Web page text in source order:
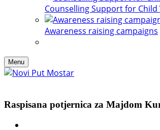
Counselling Support for
Awareness raising campaigns
Menu
Raspisana potjernica za Majdom